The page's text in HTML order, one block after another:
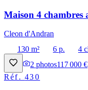
Maison 4 chambres
Cleon d'Andran
130 m²
6 p. 4
2 photos117 000 €
Réf.430